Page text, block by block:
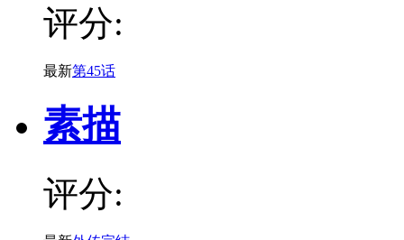
评分:
最新第45话
素描
评分: